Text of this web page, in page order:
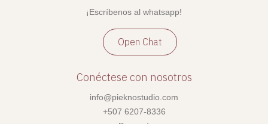
¡Escríbenos al whatsapp!
Open Chat
Conéctese con nosotros
info@pieknostudio.com
+507 6207-8336